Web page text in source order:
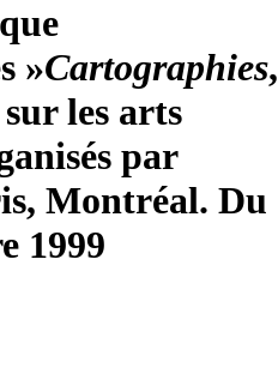
»Cartographies,
les arts
par
Montréal. Du
1999